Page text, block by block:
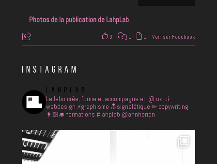
Photos de la publication de LahpLab
3 1 1 Voir sur Facebook
INSTAGRAM
LAHPLAB
Le labo crée, forme et accompagne en @ ux-ui -
webdesign ⚡️graphisme 🔝signalétique ✏ copywriting
👩🏻‍🎓 formations #lahplab @annherion